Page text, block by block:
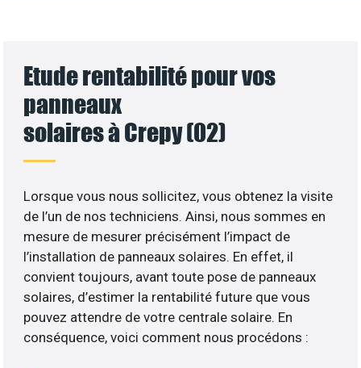
Etude rentabilité pour vos
panneaux
solaires à Crepy (02)
Lorsque vous nous sollicitez, vous obtenez la visite
de l’un de nos techniciens. Ainsi, nous sommes en
mesure de mesurer précisément l’impact de
l’installation de panneaux solaires. En effet, il
convient toujours, avant toute pose de panneaux
solaires, d’estimer la rentabilité future que vous
pouvez attendre de votre centrale solaire. En
conséquence, voici comment nous procédons :